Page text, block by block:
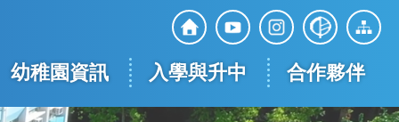
Top
Social
Media
幼稚園資訊 入學與升中 合作夥伴